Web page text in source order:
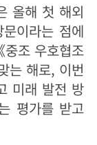
올해 첫 해외
이라는 점에
조 우호협조
는 해로, 이번
미래 발전 방
평가를 받고